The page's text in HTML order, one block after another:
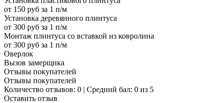
от 150 руб за 1 п/м
Установка деревянного плинтуса
от 300 руб за 1 п/м
Монтаж плинтуса со вставкой из ковролина
от 300 руб за 1 п/м
Оверлок
Вызов замерщика
Отзывы покупателей
Отзывы покупателей
Количество отзывов: 0 | Средний бал: 0 из 5
Оставить отзыв